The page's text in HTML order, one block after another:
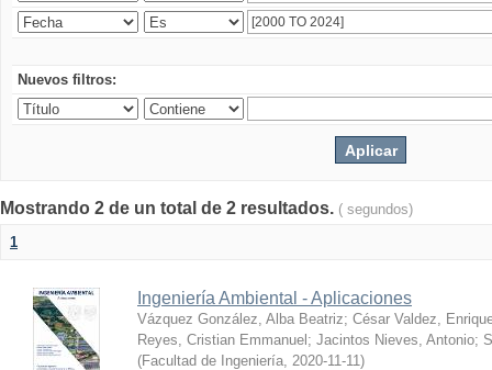
Nuevos filtros:
Mostrando 2 de un total de 2 resultados. ( segundos)
1
Ingeniería Ambiental - Aplicaciones
Vázquez González, Alba Beatriz; César Valdez,
Reyes, Cristian Emmanuel ; Jacintos Nieves, Antonio;
(Facultad de Ingeniería, 2020-11-11)